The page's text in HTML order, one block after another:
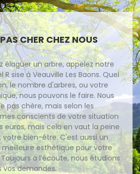
CHER CHEZ NOUS
élaguer un arbre, appelez notre
sise à Veauville Les Baons. Quel
le nombre d'arbres, ou votre
nous pouvons le faire. Nous
pas chère, mais selon les
conscients de votre situation
euros, mais cela en vaut la peine
bien-être. C'est aussi un
meilleure esthétique pour votre
à l’écoute, nous étudions
demandes.